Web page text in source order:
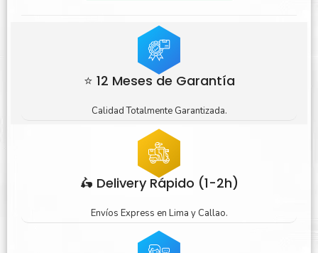
⭐ 12 Meses de Garantía
Calidad Totalmente Garantizada.
🛵 Delivery Rápido (1-2h)
Envíos Express en Lima y Callao.